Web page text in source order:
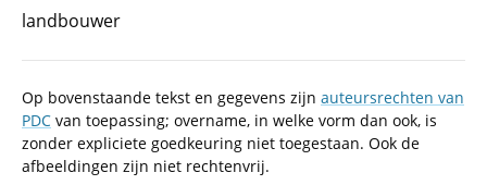
landbouwer
Op bovenstaande tekst en gegevens zijn auteursrechten van
PDC van toepassing; overname, in welke vorm dan ook, is
zonder expliciete goedkeuring niet toegestaan. Ook de
afbeeldingen zijn niet rechtenvrij.